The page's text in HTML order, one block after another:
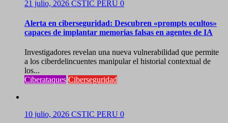
21 julio, 2026 CSTIC PERU 0
Alerta en ciberseguridad: Descubren «prompts ocultos»
capaces de implantar memorias falsas en agentes de IA
Investigadores revelan una nueva vulnerabilidad que permite
a los ciberdelincuentes manipular el historial contextual de
los...
Ciberataques Ciberseguridad
10 julio, 2026 CSTIC PERU 0